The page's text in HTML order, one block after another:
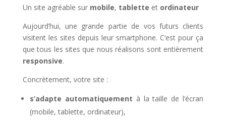
Un site agréable sur mobile, tablette et ordinateur
Aujourd’hui, une grande partie de vos futurs clients
visitent les sites depuis leur smartphone. C’est pour ça
que tous les sites que nous réalisons sont entièrement
responsive.
Concrètement, votre site :
s’adapte automatiquement à la taille de l’écran
(mobile, tablette, ordinateur),